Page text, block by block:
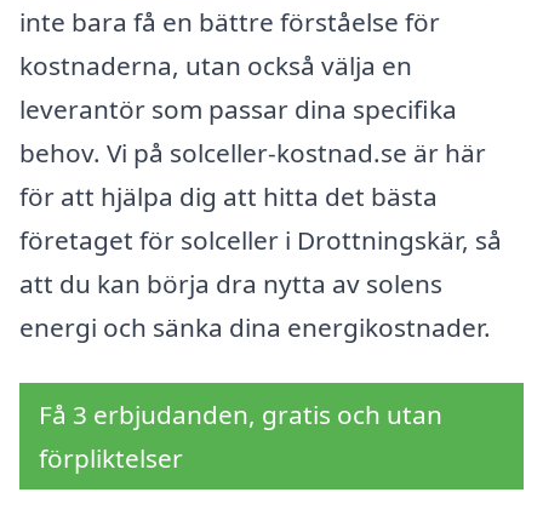
inte bara få en bättre förståelse för
kostnaderna, utan också välja en
leverantör som passar dina specifika
behov. Vi på solceller-kostnad.se är här
för att hjälpa dig att hitta det bästa
företaget för solceller i Drottningskär, så
att du kan börja dra nytta av solens
energi och sänka dina energikostnader.
Få 3 erbjudanden, gratis och utan
förpliktelser